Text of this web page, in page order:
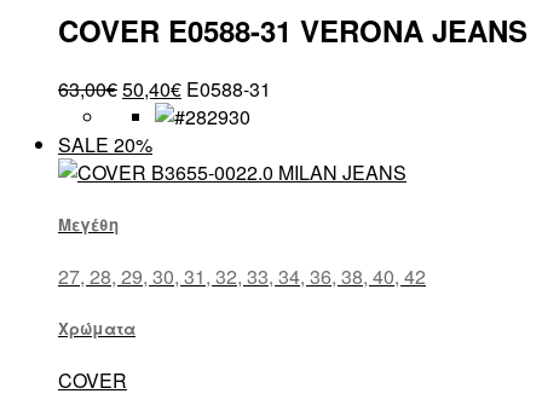
COVER E0588-31 VERONA JEANS
63,00€50,40€ E0588-31
SALE 20%
Μεγέθη
27, 28, 29, 30, 31, 32, 33, 34, 36, 38, 40, 42
Χρώματα
COVER